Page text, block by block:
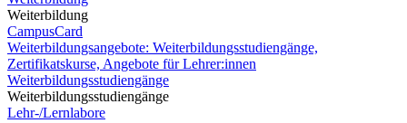
Weiterbildung
CampusCard
Weiterbildungsangebote: Weiterbildungsstudiengänge,
Zertifikatskurse, Angebote für Lehrer:innen
Weiterbildungsstudiengänge
Weiterbildungsstudiengänge
Lehr-/Lernlabore